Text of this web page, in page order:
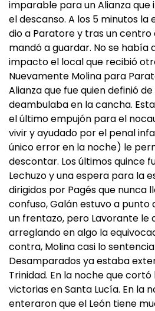
imparable para un Alianza
el descanso. A los 5 minutos la
dio a Paratore y tras un centro
mandó a guardar. No se había
impacto el local que recibió
Nuevamente Molina para
Alianza que fue quien definió
deambulaba en la cancha.
el último empujón para el
vivir y ayudado por el penal
único error en la noche) le
descontar. Los últimos quince
Lechuzo y una espera para la
dirigidos por Pagés que nunca
confuso, Galán estuvo a
un frentazo, pero Lavorante le
arreglando en algo la
contra, Molina casi lo
Desamparados ya estaba
Trinidad. En la noche que
victorias en Santa Lucía. En la
enteraron que el León tiene